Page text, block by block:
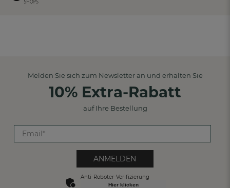
Melden Sie sich zum Newsletter an und erhalten Sie
10% Extra-Rabatt
auf Ihre Bestellung
ANMELDEN
Anti-Roboter-Verifizierung
Hier klicken